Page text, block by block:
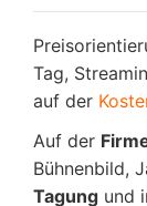
Tag,
auf der
Auf der
Bühnenbild,
Tagung und